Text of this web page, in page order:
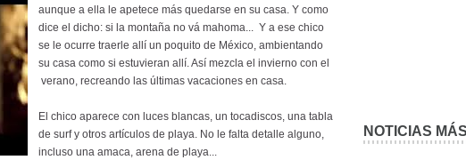
aunque a ella le apetece más quedarse en su casa. Y como
dice el dicho: si la montaña no vá mahoma... Y a ese chico
se le ocurre traerle allí un poquito de México, ambientando
su casa como si estuvieran allí. Así mezcla el invierno con el
verano, recreando las últimas vacaciones en casa.
El chico aparece con luces blancas, un tocadiscos, una tabla
de surf y otros artículos de playa. No le falta detalle alguno,
incluso una amaca, arena de playa...
NOTICIAS